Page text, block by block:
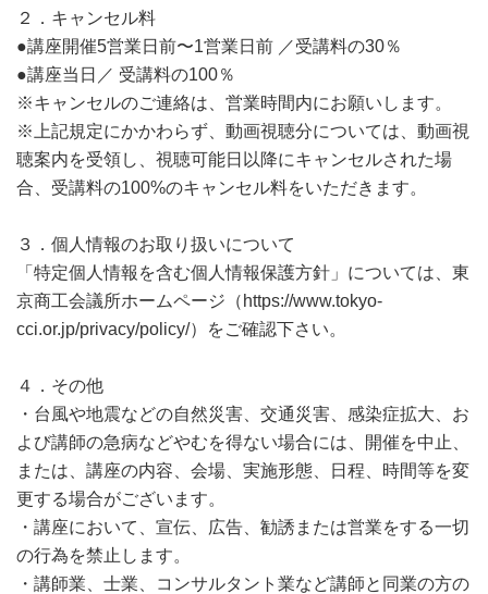
２．キャンセル料
●講座開催5営業日前〜1営業日前 ／受講料の30％
●講座当日／ 受講料の100％
※キャンセルのご連絡は、営業時間内にお願いします。
※上記規定にかかわらず、動画視聴分については、動画視
聴案内を受領し、視聴可能日以降にキャンセルされた場
合、受講料の100%のキャンセル料をいただきます。
３．個人情報のお取り扱いについて
「特定個人情報を含む個人情報保護方針」については、東
京商工会議所ホームページ（https://www.tokyo-
cci.or.jp/privacy/policy/）をご確認下さい。
４．その他
・台風や地震などの自然災害、交通災害、感染症拡大、お
よび講師の急病などやむを得ない場合には、開催を中止、
または、講座の内容、会場、実施形態、日程、時間等を変
更する場合がございます。
・講座において、宣伝、広告、勧誘または営業をする一切
の行為を禁止します。
・講師業、士業、コンサルタント業など講師と同業の方の